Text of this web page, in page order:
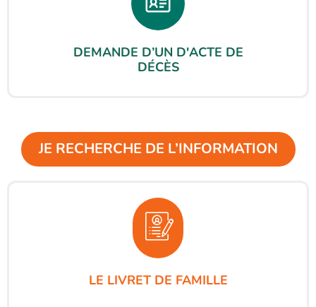
DEMANDE D’UN D'ACTE DE
DÉCÈS
JE RECHERCHE DE L’INFORMATION
LE LIVRET DE FAMILLE